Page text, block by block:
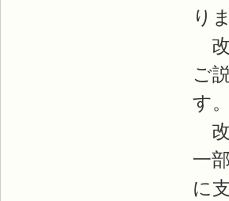
り
改
ご
す。
改
一
に